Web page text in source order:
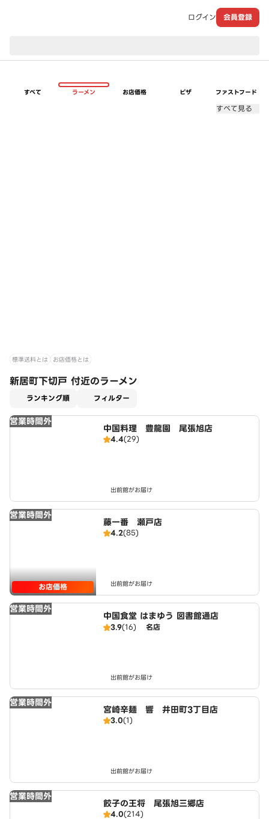
ログイン 会員登録
すべて ラーメン お店価格 ピザ ファストフード
すべて見る
標準送料とは お店価格とは
新居町下切戸 付近のラーメン
ランキング順 フィルター
営業時間外
中国料理 豊龍園 尾張旭店
4.4(29)
出前館がお届け
営業時間外
お店価格
藤一番 瀬戸店
4.2(85)
出前館がお届け
営業時間外
中国食堂 はまゆう 図書館通店
3.9(16) 名店
出前館がお届け
営業時間外
宮崎辛麺 響 井田町3丁目店
3.0(1)
出前館がお届け
営業時間外
餃子の王将 尾張旭三郷店
4.0(214)